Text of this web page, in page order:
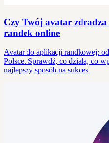
Czy Twój avatar zdradza
randek online
Avatar do aplikacji randkowej:
Polsce. Sprawdź, co działa, co
najlepszy sposób na sukces.